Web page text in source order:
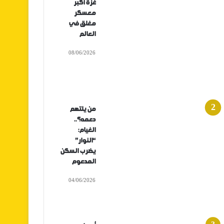
غزة أكبر
معسكر
مغلق في
العالم
08/06/2026
من يلتهم
دعمه؟..
الغيام:
“النوار”
يضرب السكن
المدعوم
04/06/2026